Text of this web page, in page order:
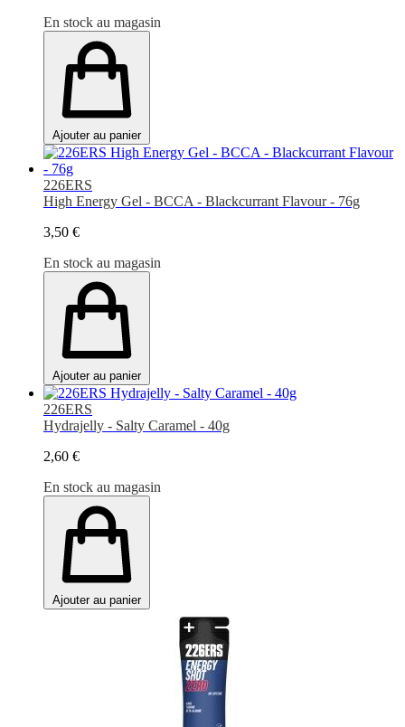
En stock au magasin
Ajouter au panier
226ERS
High Energy Gel - BCCA - Blackcurrant Flavour - 76g
3,50 €
En stock au magasin
Ajouter au panier
226ERS
Hydrajelly - Salty Caramel - 40g
2,60 €
En stock au magasin
Ajouter au panier